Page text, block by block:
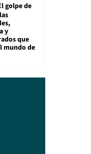
golpe de
y
que
mundo de